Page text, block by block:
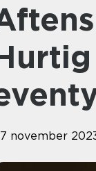
minutter:
november